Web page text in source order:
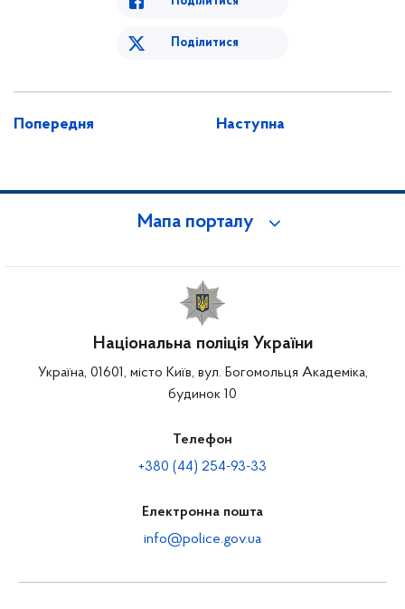
Поділитися
Попередня Наступна
Мапа порталу
Національна поліція України
Україна, 01601, місто Київ, вул. Богомольця Академіка,
будинок 10
Телефон
+380 (44) 254-93-33
Електронна пошта
info@police.gov.ua